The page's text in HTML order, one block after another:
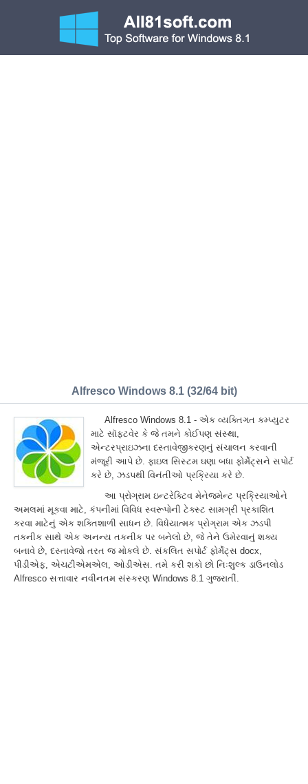
Alfresco Windows 8.1 (32/64 bit)
Alfresco Windows 8.1 - એક વ્યક્તિગત કમ્પ્યુટર
માટે સૉફ્ટવેર કે જે તમને કોઈપણ સંસ્થા,
એન્ટરપ્રાઇઝના દસ્તાવેજીકરણનું સંચાલન કરવાની
મંજૂરી આપે છે. ફાઇલ સિસ્ટમ ઘણા બધા ફોર્મેટ્સને સપોર્ટ
કરે છે, ઝડપથી વિનંતીઓ પ્રક્રિયા કરે છે.
આ પ્રોગ્રામ ઇન્ટરેક્ટિવ મેનેજમેન્ટ પ્રક્રિયાઓને
અમલમાં મૂકવા માટે, કંપનીમાં વિવિધ સ્વરૂપોની ટેક્સ્ટ સામગ્રી પ્રકાશિત
કરવા માટેનું એક શક્તિશાળી સાધન છે. વિધેયાત્મક પ્રોગ્રામ એક ઝડપી
તકનીક સાથે એક અનન્ય તકનીક પર બનેલો છે, જે તેને ઉમેરવાનું શક્ય
બનાવે છે, દસ્તાવેજો તરત જ મોકલે છે. સંકલિત સપોર્ટ ફોર્મેટ્સ docx,
પીડીએફ, એચટીએમએલ, ઓડીએસ. તમે કરી શકો છો નિઃશુલ્ક ડાઉનલોડ
Alfresco સત્તાવાર નવીનતમ સંસ્કરણ Windows 8.1 ગુજરાતીં.